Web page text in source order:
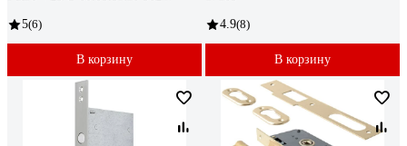
5(6)
В корзину
4.9(8)
В корзину